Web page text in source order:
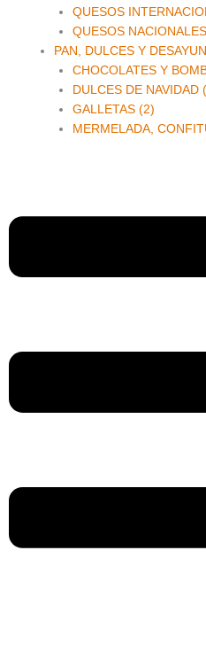
QUESOS
QUESOS
PAN, DULCES Y
CHOCOLATES Y
DULCES DE NAVIDAD
GALLETAS (2)
MERMELADA,